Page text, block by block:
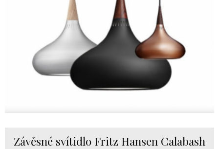
Závěsné svítidlo Fritz Hansen Calabash